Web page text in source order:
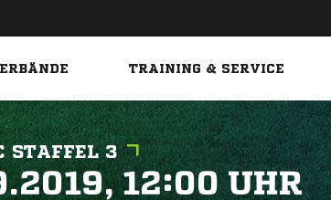
TRAINING & SERVICE
STAFFEL 3
  